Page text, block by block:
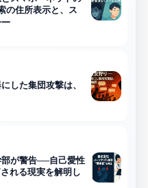
住所表示と、ス
した集団攻撃は、
が警告──自己愛性
れる現実を解明し